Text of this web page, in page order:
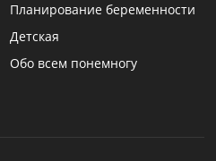
Планирование беременности
Детская
Обо всем понемногу